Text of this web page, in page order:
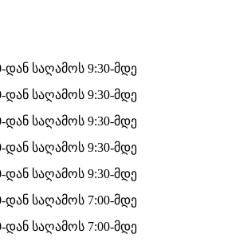
დან საღამოს 9:30-მდე
დან საღამოს 9:30-მდე
დან საღამოს 9:30-მდე
დან საღამოს 9:30-მდე
დან საღამოს 9:30-მდე
დან საღამოს 7:00-მდე
დან საღამოს 7:00-მდე